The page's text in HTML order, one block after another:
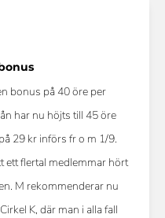
bonus på 40 öre per
har nu höjts till 45 öre
29 kr införs fr o m 1/9.
ett flertal medlemmar hört
M rekommenderar nu
K, där man i alla fall